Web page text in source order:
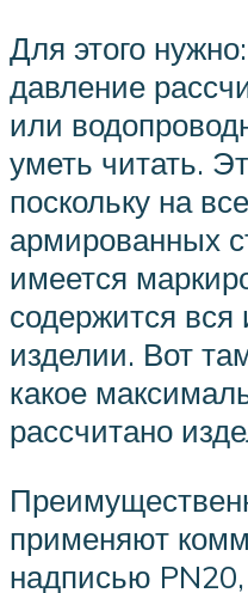
Для этого
давление
или
уметь читать.
поскольку на
армированных
имеется
содержится
изделии. Вот
какое
рассчитано
применяют
надписью PN20,